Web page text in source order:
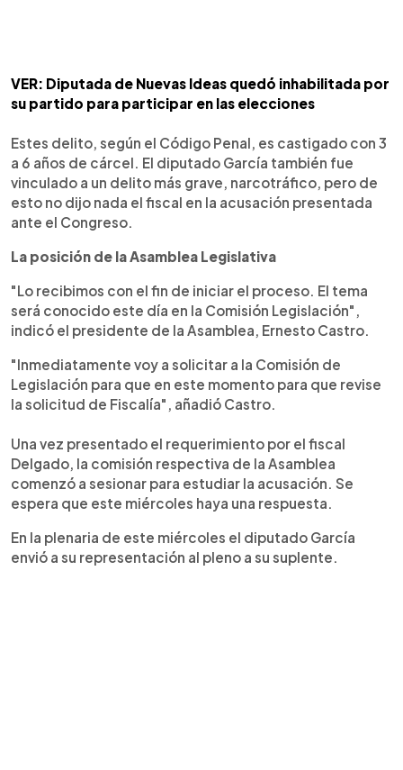
VER: Diputada de Nuevas Ideas quedó inhabilitada por
su partido para participar en las elecciones
Estes delito, según el Código Penal, es castigado con 3
a 6 años de cárcel. El diputado García también fue
vinculado a un delito más grave, narcotráfico, pero de
esto no dijo nada el fiscal en la acusación presentada
ante el Congreso.
La posición de la Asamblea Legislativa
"Lo recibimos con el fin de iniciar el proceso. El tema
será conocido este día en la Comisión Legislación",
indicó el presidente de la Asamblea, Ernesto Castro.
"Inmediatamente voy a solicitar a la Comisión de
Legislación para que en este momento para que revise
la solicitud de Fiscalía", añadió Castro.
Una vez presentado el requerimiento por el fiscal
Delgado, la comisión respectiva de la Asamblea
comenzó a sesionar para estudiar la acusación. Se
espera que este miércoles haya una respuesta.
En la plenaria de este miércoles el diputado García
envió a su representación al pleno a su suplente.